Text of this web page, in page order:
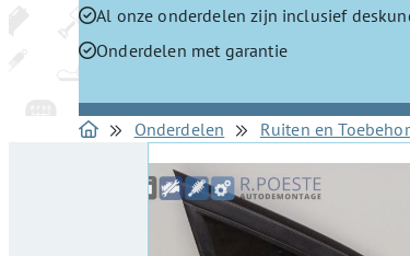
Al onze onderdelen zijn inclusief
Onderdelen met garantie
Onderdelen Ruiten en